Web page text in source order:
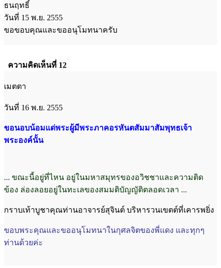
ธนฤทธิ์
วันที่ 15 พ.ย. 2555
ขอขอบคุณและขออนุโมทนาครับ
ความคิดเห็นที่ 12
เมตตา
วันที่ 16 พ.ย. 2555
ขอนอบน้อมแด่พระผู้มีพระภาคอรหันตสัมมาสัมพุทธเจ้า
พระองค์นั้น
... ขณะนี้อยู่ที่ไหน อยู่ในมหาสมุทรของอวิชชาและความติด
ข้อง ล่องลอยอยู่ในทะเลของสมมติบัญญัติตลอดเวลา ...
กราบเท้าบูชาคุณท่านอาจารย์สุจินต์ บริหารวนเขตต์ที่เคารพยิ่ง
ขอบพระคุณและขออนุโมทนาในกุศลจิตของพี่แดง และทุกๆ
ท่านด้วยค่ะ